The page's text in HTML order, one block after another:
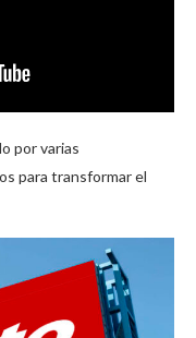
por varias
para transformar el